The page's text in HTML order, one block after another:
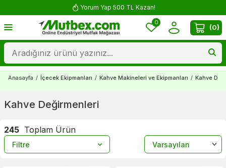
Yorum Yap 500 TL Kazan!
0
(0)
Anasayfa / İçecek Ekipmanları / Kahve Makineleri ve Ekipmanları / Kahve
Kahve Değirmenleri
245 Toplam Ürün
Filtre